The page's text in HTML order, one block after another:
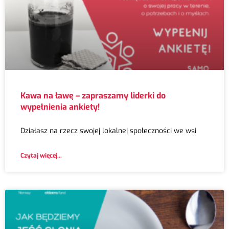
Kawa na ławę – zapraszamy liderki do
wypełnienia ankiety!
Działasz na rzecz swojej lokalnej społeczności we wsi
Czytaj więcej...